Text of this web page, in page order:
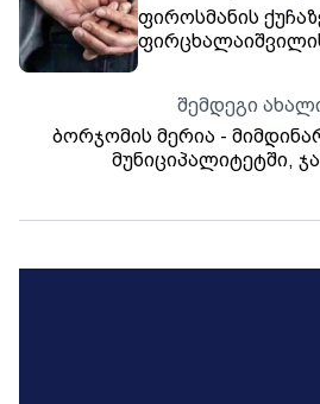
ფიროსმანის
შემდეგი
ბორჯომის მერია -
მუნიციპალიტეტში,